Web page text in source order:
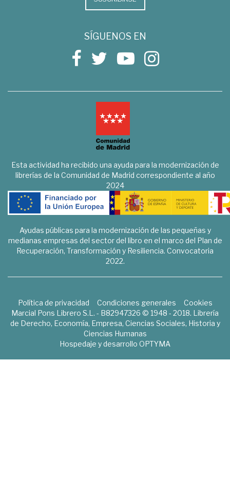
SÍGUENOS EN
Esta actividad ha recibido una ayuda para la modernización de
librerías de la Comunidad de Madrid correspondiente al año
2024
Ayudas públicas para la modernización de las pequeñas y
medianas empresas del sector del libro en el marco del Plan de
Recuperación, Transformación y Resiliencia. Convocatoria
2022.
Política de privacidad Condiciones generales
Cookies
Marcial Pons Librero S.L. - B82947326 © 1948 - 2018. Librería
de Derecho, Economía, Empresa, Ciencias Sociales, Historia y
Ciencias Humanas
Hospedaje y desarrollo OPTYMA